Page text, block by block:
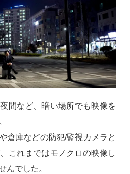
間など、暗い場所でも映像を
倉庫などの防犯/監視カメラと
これまではモノクロの映像し
んでした。